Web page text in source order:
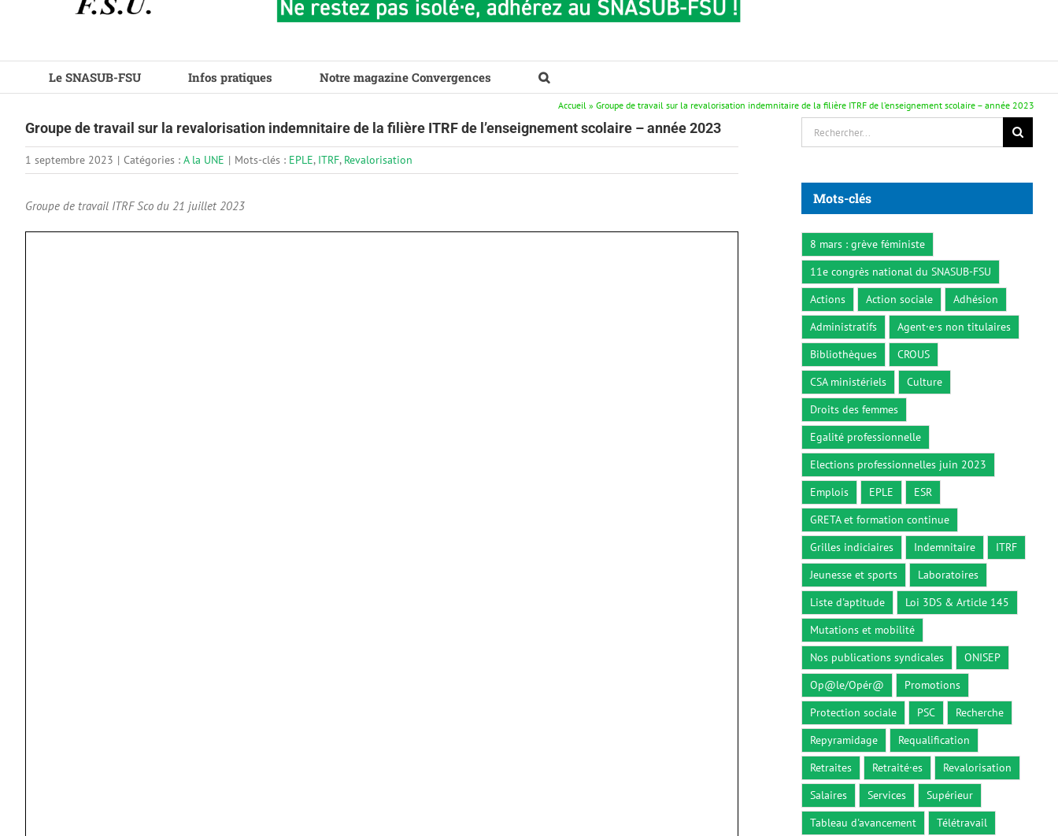
Le SNASUB-FSU Infos pratiques Notre magazine Convergences
Accueil » Groupe de travail sur la revalorisation indemnitaire de la filière ITRF de l’enseignement scolaire – année 2023
Groupe de travail sur la revalorisation indemnitaire de la filière ITRF de l’enseignement scolaire – année 2023
1 septembre 2023 | Catégories : A la UNE | Mots-clés : EPLE, ITRF, Revalorisation
Groupe de travail ITRF Sco du 21 juillet 2023
Rechercher:
Mots-clés
8 mars : grève féministe
11e congrès national du SNASUB-FSU
Actions
Action sociale
Adhésion
Administratifs
Agent·e·s non titulaires
Bibliothèques
CROUS
CSA ministériels
Culture
Droits des femmes
Egalité professionnelle
Elections professionnelles juin 2023
Emplois
EPLE
ESR
GRETA et formation continue
Grilles indiciaires
Indemnitaire
ITRF
Jeunesse et sports
Laboratoires
Liste d'aptitude
Loi 3DS & Article 145
Mutations et mobilité
Nos publications syndicales
ONISEP
Op@le/Opér@
Promotions
Protection sociale
PSC
Recherche
Repyramidage
Requalification
Retraites
Retraité·es
Revalorisation
Salaires
Services
Supérieur
Tableau d'avancement
Télétravail